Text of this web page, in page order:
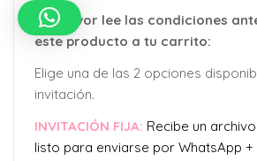
Por favor lee las condiciones
este producto a tu carrito:
Elige una de las 2 opciones
invitación.
INVITACIÓN FIJA: Recibe un
listo para enviarse por WhatsApp